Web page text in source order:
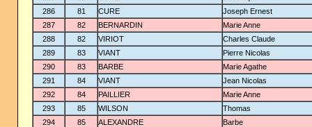
286
81 CURE
Joseph Ernest
287
82 BERNARDIN
Marie Anne
288
82 VIRIOT
Charles Claude
289
83 VIANT
Pierre Nicolas
290
83 BARBE
Marie Agathe
291
84 VIANT
Jean Nicolas
292
84 PAILLIER
Marie Anne
293
85 WILSON
Thomas
294
85 ALEXANDRE
Barbe